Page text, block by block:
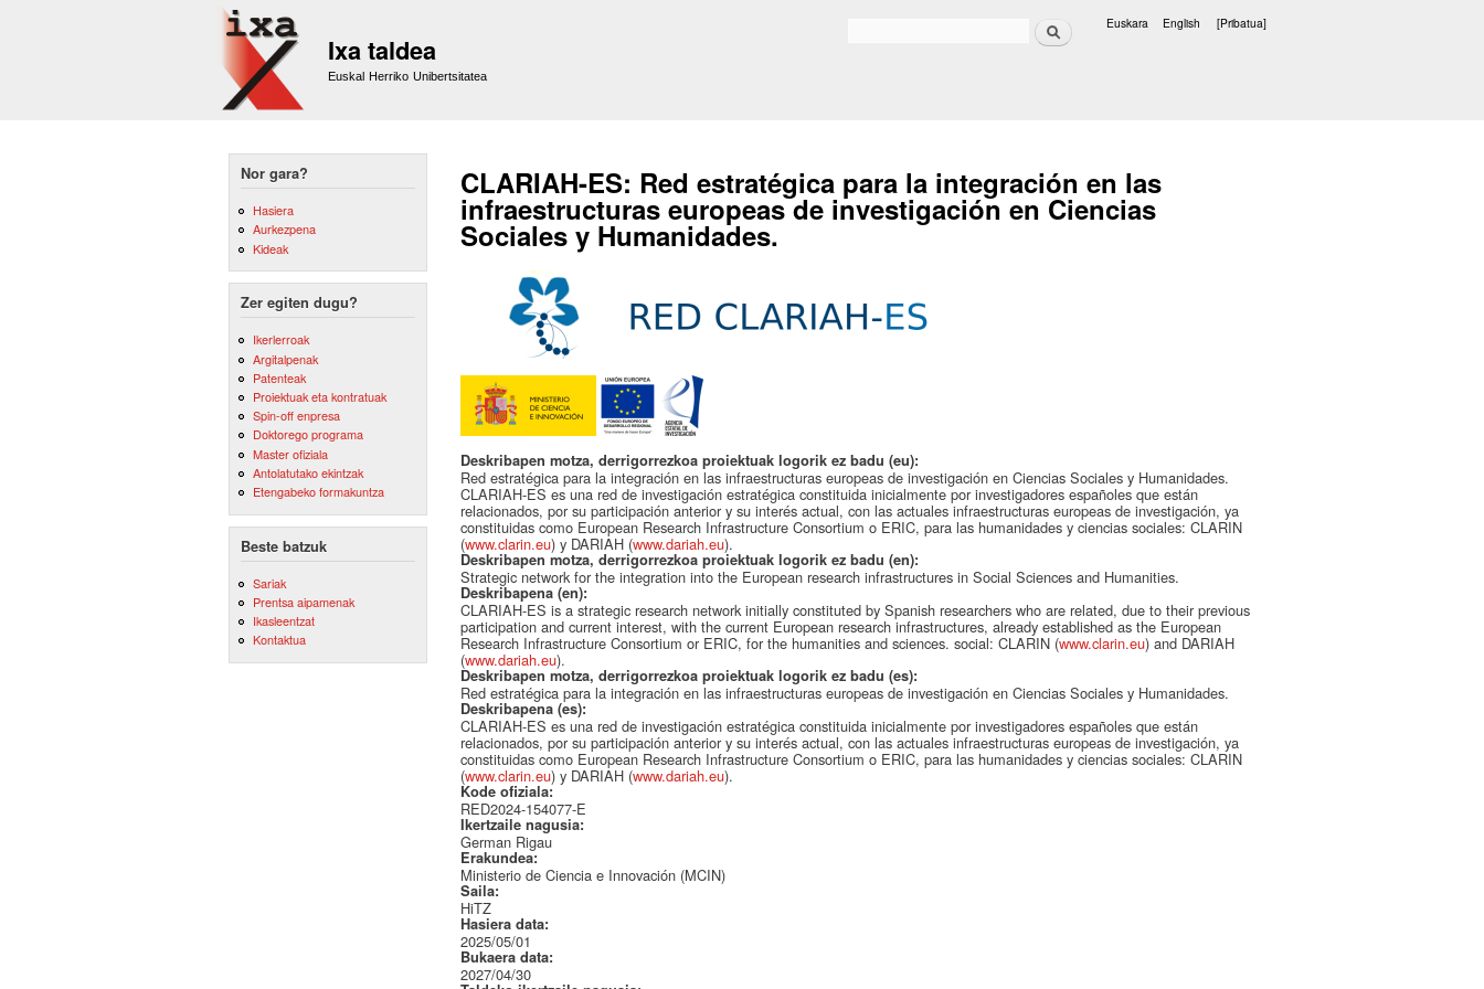
Ixa taldea
Euskal Herriko Unibertsitatea
Bilatu Euskara English [Pribatua]
Nor gara?
Hasiera
Aurkezpena
Kideak
Zer egiten dugu?
Ikerlerroak
Argitalpenak
Patenteak
Proiektuak eta kontratuak
Spin-off enpresa
Doktorego programa
Master ofiziala
Antolatutako ekintzak
Etengabeko formakuntza
Beste batzuk
Sariak
Prentsa aipamenak
Ikasleentzat
Kontaktua
CLARIAH-ES: Red estratégica para la integración en las
infraestructuras europeas de investigación en Ciencias
Sociales y Humanidades.
Deskribapen motza, derrigorrezkoa proiektuak logorik ez badu (eu):
Red estratégica para la integración en las infraestructuras europeas de investigación en Ciencias Sociales y Humanidades.
CLARIAH-ES es una red de investigación estratégica constituida inicialmente por investigadores españoles que están
relacionados, por su participación anterior y su interés actual, con las actuales infraestructuras europeas de investigación, ya
constituidas como European Research Infrastructure Consortium o ERIC, para las humanidades y ciencias sociales: CLARIN
(www.clarin.eu) y DARIAH (www.dariah.eu).
Deskribapen motza, derrigorrezkoa proiektuak logorik ez badu (en):
Strategic network for the integration into the European research infrastructures in Social Sciences and Humanities.
Deskribapena (en):
CLARIAH-ES is a strategic research network initially constituted by Spanish researchers who are related, due to their previous
participation and current interest, with the current European research infrastructures, already established as the European
Research Infrastructure Consortium or ERIC, for the humanities and sciences. social: CLARIN (www.clarin.eu) and DARIAH
(www.dariah.eu).
Deskribapen motza, derrigorrezkoa proiektuak logorik ez badu (es):
Red estratégica para la integración en las infraestructuras europeas de investigación en Ciencias Sociales y Humanidades.
Deskribapena (es):
CLARIAH-ES es una red de investigación estratégica constituida inicialmente por investigadores españoles que están
relacionados, por su participación anterior y su interés actual, con las actuales infraestructuras europeas de investigación, ya
constituidas como European Research Infrastructure Consortium o ERIC, para las humanidades y ciencias sociales: CLARIN
(www.clarin.eu) y DARIAH (www.dariah.eu).
Kode ofiziala:
RED2024-154077-E
Ikertzaile nagusia:
German Rigau
Erakundea:
Ministerio de Ciencia e Innovación (MCIN)
Saila:
HiTZ
Hasiera data:
2025/05/01
Bukaera data:
2027/04/30